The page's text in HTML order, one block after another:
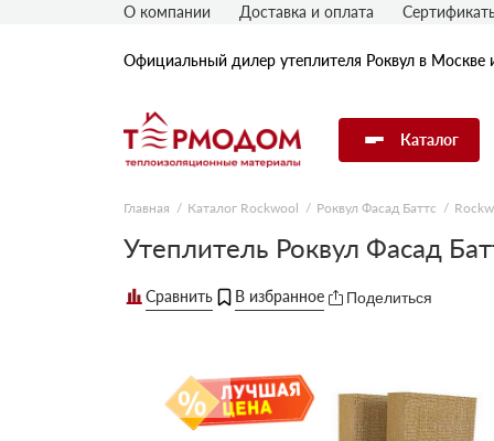
Официальный дилер утеплителя Роквул в Москве
Каталог
Утеплитель Rockwool
Утеплитель Технониколь
Утеплитель Knauf
О компании Доставка и оплата
Главная Каталог Rockwool Роквул Фасад Баттс
Утеплитель Роквул Фасад
Поделиться